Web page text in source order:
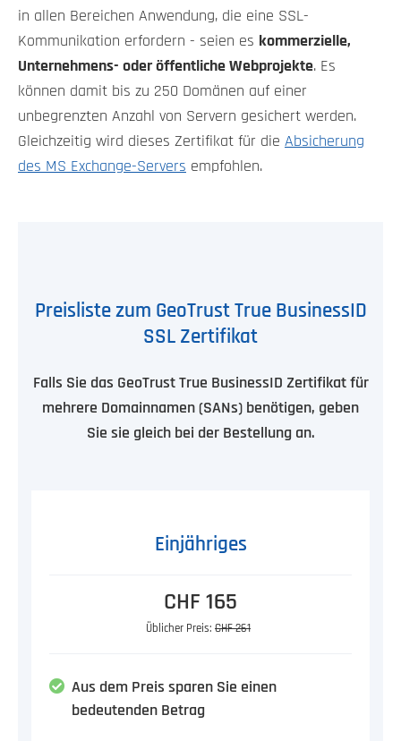
in allen Bereichen Anwendung, die eine SSL-
Kommunikation erfordern - seien es kommerzielle,
Unternehmens- oder öffentliche Webprojekte. Es
können damit bis zu 250 Domänen auf einer
unbegrenzten Anzahl von Servern gesichert werden.
Gleichzeitig wird dieses Zertifikat für die Absicherung
des MS Exchange-Servers empfohlen.
Preisliste zum GeoTrust True BusinessID
SSL Zertifikat
Falls Sie das GeoTrust True BusinessID Zertifikat für
mehrere Domainnamen (SANs) benötigen, geben
Sie sie gleich bei der Bestellung an.
Einjähriges
CHF 165
Üblicher Preis: CHF 261
Aus dem Preis sparen Sie einen
bedeutenden Betrag